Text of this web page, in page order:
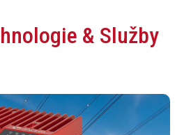
& Služby